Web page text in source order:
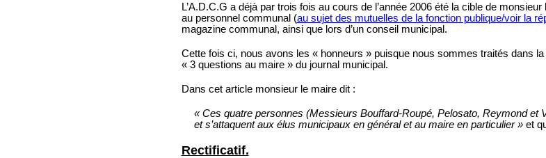
L’A.D.C.G a déjà par trois fois au cours de l’année 2006 été la cible de
au personnel communal (au sujet des mutuelles de la fonction publique/voir la
magazine communal, ainsi que lors d’un conseil municipal.
Cette fois ci, nous avons les « honneurs » puisque nous sommes traités dans
« 3 questions au maire » du journal municipal.
Dans cet article monsieur le maire dit :
« Ces quatre personnes (Messieurs Bouffard-Roupé, Pelosato, Reymond et
et s’attaquent aux élus municipaux en général et au maire en particulier »et
Rectificatif.